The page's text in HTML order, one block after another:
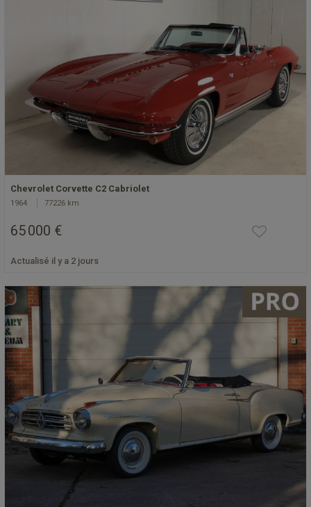
Chevrolet Corvette C2 Cabriolet
1964 77226 km
65 000 €
Actualisé il y a 2 jours